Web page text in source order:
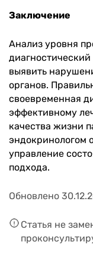
Заключение
Анализ уровня
выявить
органов.
своевременная
эффективному
качества жизни
эндокринологом
управление
подхода.
Обновлено
Статья не